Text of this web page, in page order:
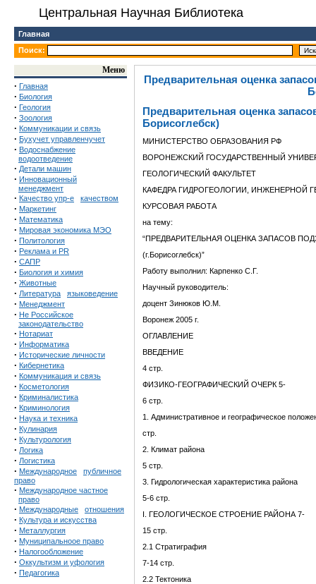
Центральная Научная Библиотека
Главная
Поиск:
Меню
· Главная
· Биология
· Геология
· Зоология
· Коммуникации и связь
· Бухучет управленчучет
· Водоснабжение
водоотведение
· Детали машин
· Инновационный
менеджмент
· Качество упр-е качеством
· Маркетинг
· Математика
· Мировая экономика МЭО
· Политология
· Реклама и PR
· САПР
· Биология и химия
· Животные
· Литература языковедение
· Менеджмент
· Не Российское
законодательство
· Нотариат
· Информатика
· Исторические личности
· Кибернетика
· Коммуникация и связь
· Косметология
· Криминалистика
· Криминология
· Наука и техника
· Кулинария
· Культурология
· Логика
· Логистика
· Международное
публичное
право
· Международное частное
право
· Международные отношения
· Культура и искусства
· Металлургия
· Муниципальноое право
· Налогообложение
· Оккультизм и уфология
· Педагогика
Предварительная оценка
Предварительная оценка
Борисоглебск)
МИНИСТЕРСТВО ОБРАЗОВАНИЯ РФ
ВОРОНЕЖСКИЙ ГОСУДАРСТВЕННЫЙ
ГЕОЛОГИЧЕСКИЙ ФАКУЛЬТЕТ
КАФЕДРА ГИДРОГЕОЛОГИИ, ИНЖЕНЕРНОЙ
КУРСОВАЯ РАБОТА
на тему:
“ПРЕДВАРИТЕЛЬНАЯ ОЦЕНКА ЗАПАСОВ
(г.Борисоглебск)”
Работу выполнил: Карпенко С.Г.
Научный руководитель:
доцент Зинюков Ю.М.
Воронеж 2005 г.
ОГЛАВЛЕНИЕ
ВВЕДЕНИЕ
4 стр.
ФИЗИКО-ГЕОГРАФИЧЕСКИЙ ОЧЕРК 5-
6 стр.
1. Административное и географическое
стр.
2. Климат района
5 стр.
3. Гидрологическая характеристика района
5-6 стр.
I. ГЕОЛОГИЧЕСКОЕ СТРОЕНИЕ РАЙОНА 7-
15 стр.
2.1 Стратиграфия
7-14 стр.
2.2 Тектоника